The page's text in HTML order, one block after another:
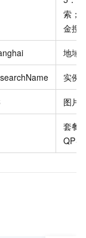
索；
金搜
地域
实例
图片
套餐
QPS